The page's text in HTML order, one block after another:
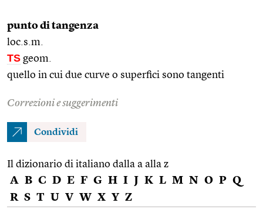
punto di tangenza
loc.s.m.
TS geom.
quello in cui due curve o superfici sono tangenti
Correzioni e suggerimenti
Condividi
Il dizionario di italiano dalla a alla z
A B C D E F G H I J K L M N O P Q
R S T U V W X Y Z